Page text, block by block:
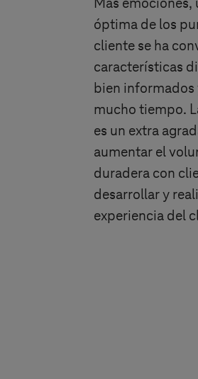
Más
óptima de los
cliente se ha
características
bien informados
mucho tiempo.
es un extra
aumentar el
duradera con
desarrollar y
experiencia del